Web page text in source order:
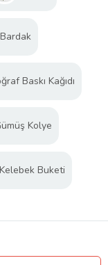
Baskı Kağıdı
Kolye
Kelebek Buketi